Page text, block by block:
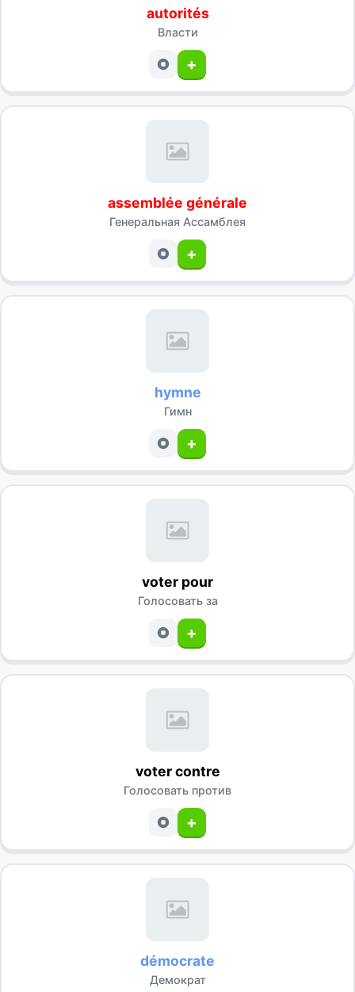
autorités
Власти
+
assemblée générale
Генеральная Ассамблея
+
hymne
Гимн
+
voter pour
Голосовать за
+
voter contre
Голосовать против
+
démocrate
Демократ